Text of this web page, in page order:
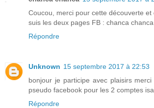
Coucou, merci pour cette découverte et
suis les deux pages FB : chanca
Répondre
Unknown 15 septembre 2017 à 22:53
bonjour je participe avec plaisirs
pseudo facebook pour les 2 comptes
Répondre